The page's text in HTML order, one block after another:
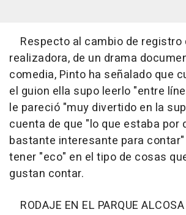
Respecto al cambio de registro
realizadora, de un drama
comedia, Pinto ha señalado que
el guion ella supo leerlo "entre
le pareció "muy divertido en la
cuenta de que "lo que estaba por
bastante interesante para
tener "eco" en el tipo de cosas
gustan contar.
RODAJE EN EL PARQUE ALCOSA